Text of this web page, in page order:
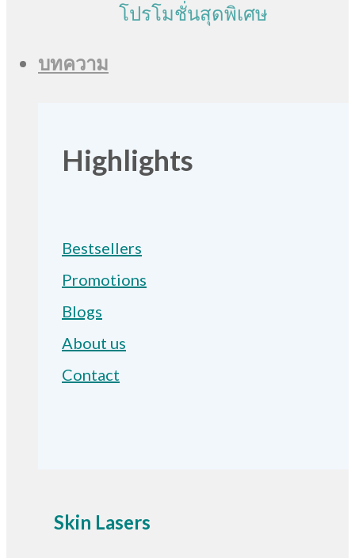
โปรโมชั่นสุดพิเศษ
บทความ
Highlights
Bestsellers
Promotions
Blogs
About us
Contact
Skin Lasers